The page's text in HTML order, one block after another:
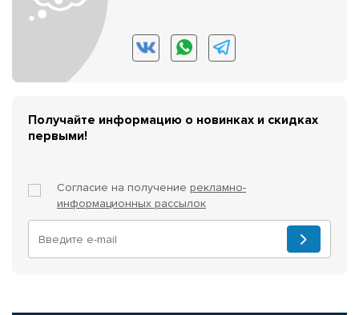
Получайте информацию о новинках и скидках
первыми!
Согласие на получение рекламно-
информационных рассылок